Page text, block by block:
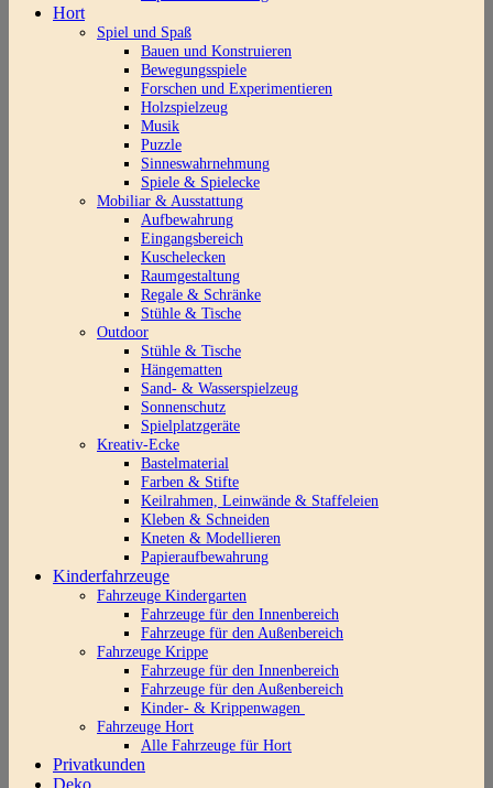
Hort
Spiel und Spaß
Bauen und Konstruieren
Bewegungsspiele
Forschen und Experimentieren
Holzspielzeug
Musik
Puzzle
Sinneswahrnehmung
Spiele & Spielecke
Mobiliar & Ausstattung
Aufbewahrung
Eingangsbereich
Kuschelecken
Raumgestaltung
Regale & Schränke
Stühle & Tische
Outdoor
Stühle & Tische
Hängematten
Sand- & Wasserspielzeug
Sonnenschutz
Spielplatzgeräte
Kreativ-Ecke
Bastelmaterial
Farben & Stifte
Keilrahmen, Leinwände & Staffeleien
Kleben & Schneiden
Kneten & Modellieren
Papieraufbewahrung
Kinderfahrzeuge
Fahrzeuge Kindergarten
Fahrzeuge für den Innenbereich
Fahrzeuge für den Außenbereich
Fahrzeuge Krippe
Fahrzeuge für den Innenbereich
Fahrzeuge für den Außenbereich
Kinder- & Krippenwagen
Fahrzeuge Hort
Alle Fahrzeuge für Hort
Privatkunden
Deko